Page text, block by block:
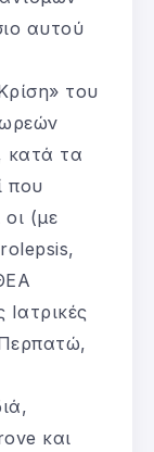
αυτού
του
κατά τα
που
(με
και